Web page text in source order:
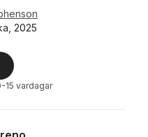
2025
15 vardagar